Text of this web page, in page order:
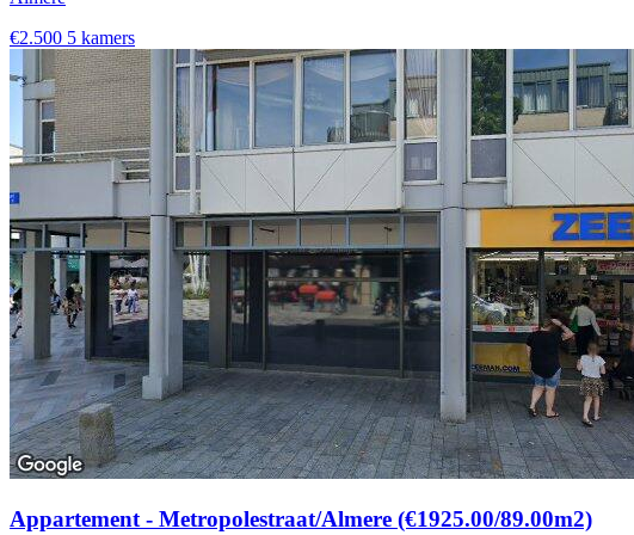
€2.500 5 kamers
Appartement - Metropolestraat/Almere (€1925.00/89.00m2)